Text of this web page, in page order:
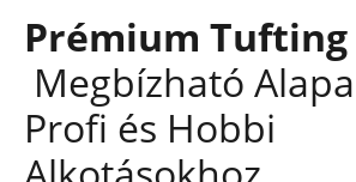
Prémium Tufting
Megbízható
Profi és Hobbi